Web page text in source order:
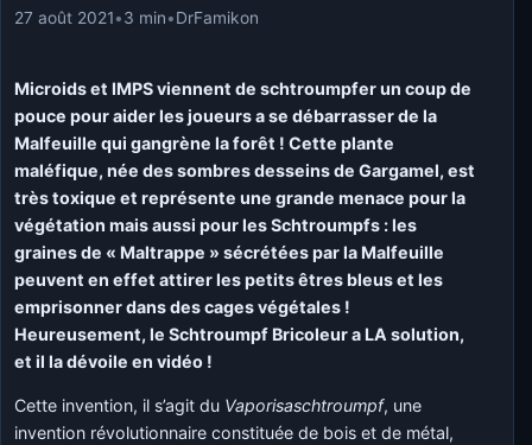
27 août 2021•3 min•DrFamikon
Microids et IMPS viennent de schtroumpfer un coup de
pouce pour aider les joueurs a se débarrasser de la
Malfeuille qui gangrène la forêt ! Cette plante
maléfique, née des sombres desseins de Gargamel, est
très toxique et représente une grande menace pour la
végétation mais aussi pour les Schtroumpfs : les
graines de « Maltrappe » sécrétées par la Malfeuille
peuvent en effet attirer les petits êtres bleus et les
emprisonner dans des cages végétales !
Heureusement, le Schtroumpf Bricoleur a LA solution,
et il la dévoile en vidéo !
Cette invention, il s’agit du Vaporisaschtroumpf, une
invention révolutionnaire constituée de bois et de métal,